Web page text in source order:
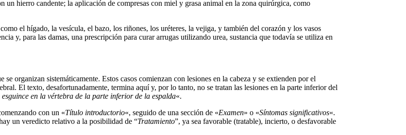
un hierro candente; la aplicación de compresas con miel y grasa animal en la zona quirúrgica, como
el hígado, la vesícula, el bazo, los riñones, los uréteres, la vejiga, y también del corazón y los vasos
y, para las damas, una prescripción para curar arrugas utilizando urea, sustancia que todavía se utiliza en
organizan sistemáticamente. Estos casos comienzan con lesiones en la cabeza y se extienden por el
El texto, desafortunadamente, termina aquí y, por lo tanto, no se tratan las lesiones en la parte inferior del
esguince en la vértebra de la parte inferior de la espalda«.
con un «Título introductorio«, seguido de una sección de «Examen» o «Síntomas significativos«.
un veredicto relativo a la posibilidad de “Tratamiento”, ya sea favorable (tratable), incierto, o desfavorable